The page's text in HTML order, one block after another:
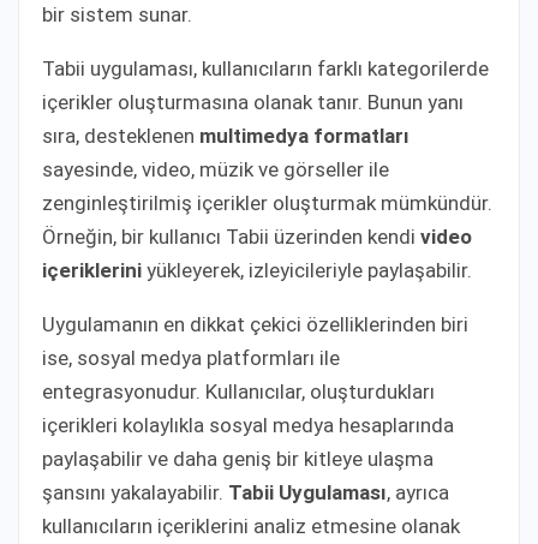
bir sistem sunar.
Tabii uygulaması, kullanıcıların farklı kategorilerde
içerikler oluşturmasına olanak tanır. Bunun yanı
sıra, desteklenen multimedya formatları
sayesinde, video, müzik ve görseller ile
zenginleştirilmiş içerikler oluşturmak mümkündür.
Örneğin, bir kullanıcı Tabii üzerinden kendi video
içeriklerini yükleyerek, izleyicileriyle paylaşabilir.
Uygulamanın en dikkat çekici özelliklerinden biri
ise, sosyal medya platformları ile
entegrasyonudur. Kullanıcılar, oluşturdukları
içerikleri kolaylıkla sosyal medya hesaplarında
paylaşabilir ve daha geniş bir kitleye ulaşma
şansını yakalayabilir. Tabii Uygulaması, ayrıca
kullanıcıların içeriklerini analiz etmesine olanak